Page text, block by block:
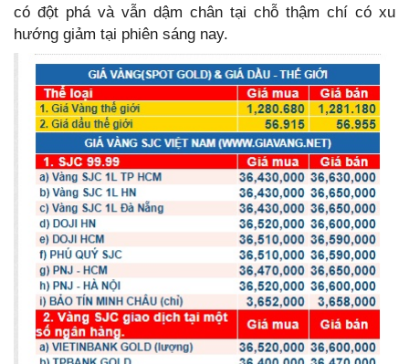
có đột phá và vẫn dậm chân tại chỗ thậm chí có xu
hướng giảm tại phiên sáng nay.